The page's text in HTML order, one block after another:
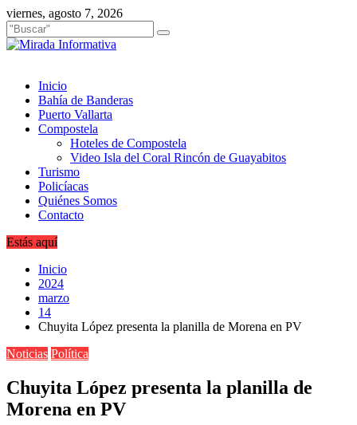
Saltar
al
contenido
viernes, agosto 7, 2026
Inicio
Bahía de Banderas
Puerto Vallarta
Compostela
Hoteles de Compostela
Video Isla del Coral Rincón de Guayabitos
Turismo
Policíacas
Quiénes Somos
Contacto
Estás aquí
Inicio
2024
marzo
14
Chuyita López presenta la planilla de Morena en PV
Noticias Política
Chuyita López presenta la planilla de
Morena en PV